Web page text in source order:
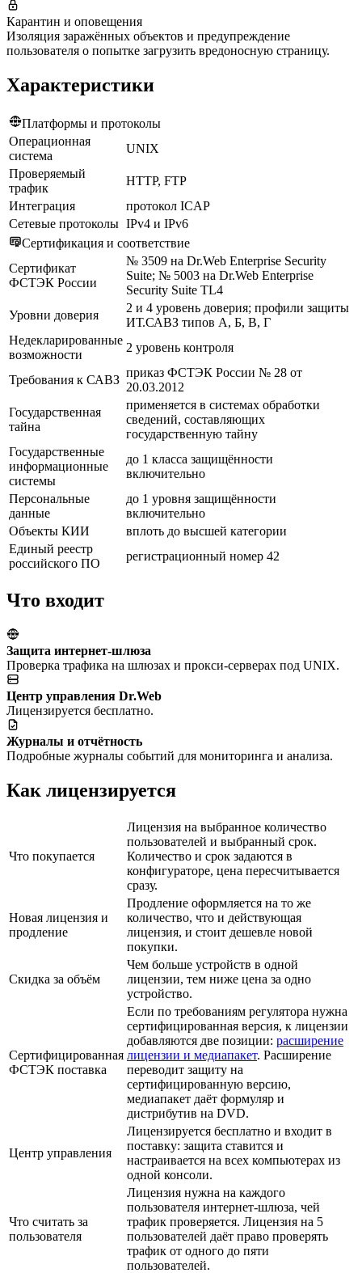
Карантин и оповещения
Изоляция заражённых объектов и предупреждение
пользователя о попытке загрузить вредоносную страницу.
Характеристики
Платформы и протоколы
Операционная
система
UNIX
Проверяемый
трафик
HTTP, FTP
Интеграция
протокол ICAP
Сетевые протоколы IPv4 и IPv6
Сертификация и соответствие
Сертификат
ФСТЭК России
№ 3509 на Dr.Web Enterprise Security
Suite; № 5003 на Dr.Web Enterprise
Security Suite TL4
Уровни доверия
2 и 4 уровень доверия; профили защиты
ИТ.САВЗ типов А, Б, В, Г
Недекларированные
возможности
2 уровень контроля
Требования к САВЗ
приказ ФСТЭК России № 28 от
20.03.2012
Государственная
тайна
применяется в системах обработки
сведений, составляющих
государственную тайну
Государственные
информационные
системы
до 1 класса защищённости
включительно
Персональные
данные
до 1 уровня защищённости
включительно
Объекты КИИ
вплоть до высшей категории
Единый реестр
российского ПО
регистрационный номер 42
Что входит
Защита интернет-шлюза
Проверка трафика на шлюзах и прокси-серверах под UNIX.
Центр управления Dr.Web
Лицензируется бесплатно.
Журналы и отчётность
Подробные журналы событий для мониторинга и анализа.
Как лицензируется
Что покупается
Лицензия на выбранное количество
пользователей и выбранный срок.
Количество и срок задаются в
конфигураторе, цена пересчитывается
сразу.
Новая лицензия и
продление
Продление оформляется на то же
количество, что и действующая
лицензия, и стоит дешевле новой
покупки.
Скидка за объём
Чем больше устройств в одной
лицензии, тем ниже цена за одно
устройство.
Сертифицированная
ФСТЭК поставка
Если по требованиям регулятора нужна
сертифицированная версия, к лицензии
добавляются две позиции: расширение
лицензии и медиапакет. Расширение
переводит защиту на
сертифицированную версию,
медиапакет даёт формуляр и
дистрибутив на DVD.
Центр управления
Лицензируется бесплатно и входит в
поставку: защита ставится и
настраивается на всех компьютерах из
одной консоли.
Что считать за
пользователя
Лицензия нужна на каждого
пользователя интернет-шлюза, чей
трафик проверяется. Лицензия на 5
пользователей даёт право проверять
трафик от одного до пяти
пользователей.